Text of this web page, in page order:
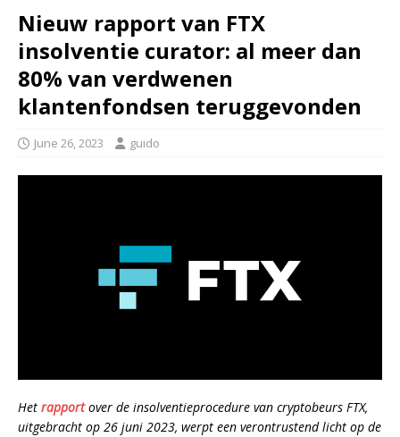
Nieuw rapport van FTX
insolventie curator: al meer dan
80% van verdwenen
klantenfondsen teruggevonden
June 26, 2023 guido
Het rapportover de insolventieprocedure van cryptobeurs FTX,
uitgebracht op 26 juni 2023, werpt een verontrustend licht op de